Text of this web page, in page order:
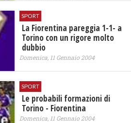
SPORT
La Fiorentina pareggia 1-1- a
Torino con un rigore molto
dubbio
Domenica, 11 Gennaio 2004
SPORT
Le probabili formazioni di
Torino - Fiorentina
Domenica, 11 Gennaio 2004